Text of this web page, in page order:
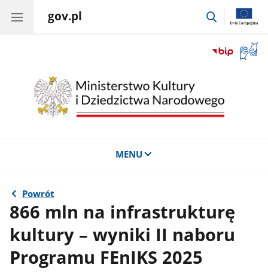
gov.pl
przejdź
okno
MENU
Powrót
866 mln na infrastrukturę
kultury – wyniki II naboru
Programu FEnIKS 2025